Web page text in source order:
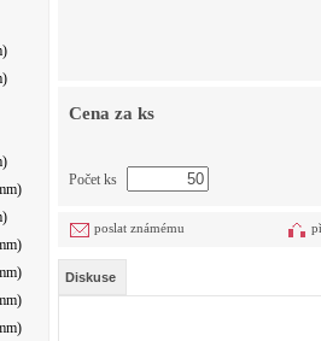
Cena za ks
Počet ks
poslat známému
Diskuse